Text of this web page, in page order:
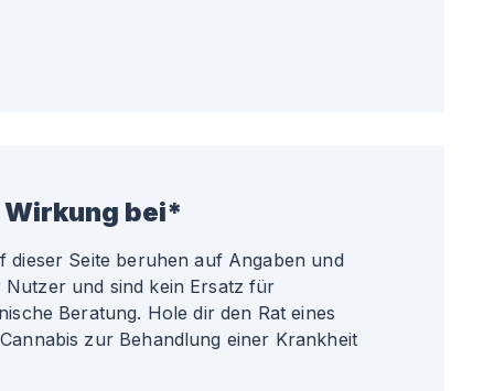
bei*
dieser Seite beruhen auf Angaben und
und sind kein Ersatz für
Beratung. Hole dir den Rat eines
zur Behandlung einer Krankheit